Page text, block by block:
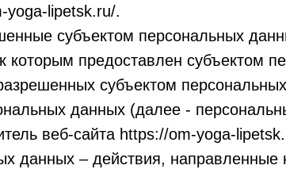
yoga-lipetsk.ru/.
субъектом персональных
которым предоставлен субъектом
субъектом
данных (далее -
веб-сайта https://om-yoga-
данных – действия,